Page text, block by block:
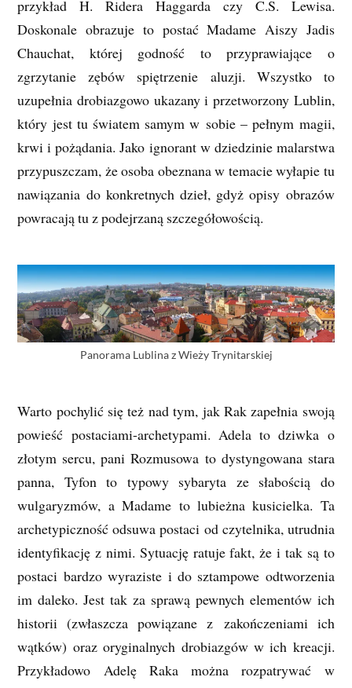
przykład H. Ridera Haggarda czy C.S. Lewisa.
Doskonale obrazuje to postać Madame Aiszy Jadis
Chauchat, której godność to przyprawiające o
zgrzytanie zębów spiętrzenie aluzji. Wszystko to
uzupełnia drobiazgowo ukazany i przetworzony Lublin,
który jest tu światem samym w sobie – pełnym magii,
krwi i pożądania. Jako ignorant w dziedzinie malarstwa
przypuszczam, że osoba obeznana w temacie wyłapie tu
nawiązania do konkretnych dzieł, gdyż opisy obrazów
powracają tu z podejrzaną szczegółowością.
Panorama Lublina z Wieży Trynitarskiej
Warto pochylić się też nad tym, jak Rak zapełnia swoją
powieść postaciami-archetypami. Adela to dziwka o
złotym sercu, pani Rozmusowa to dystyngowana stara
panna, Tyfon to typowy sybaryta ze słabością do
wulgaryzmów, a Madame to lubieżna kusicielka. Ta
archetypiczność odsuwa postaci od czytelnika, utrudnia
identyfikację z nimi. Sytuację ratuje fakt, że i tak są to
postaci bardzo wyraziste i do sztampowe odtworzenia
im daleko. Jest tak za sprawą pewnych elementów ich
historii (zwłaszcza powiązane z zakończeniami ich
wątków) oraz oryginalnych drobiazgów w ich kreacji.
Przykładowo Adelę Raka można rozpatrywać w